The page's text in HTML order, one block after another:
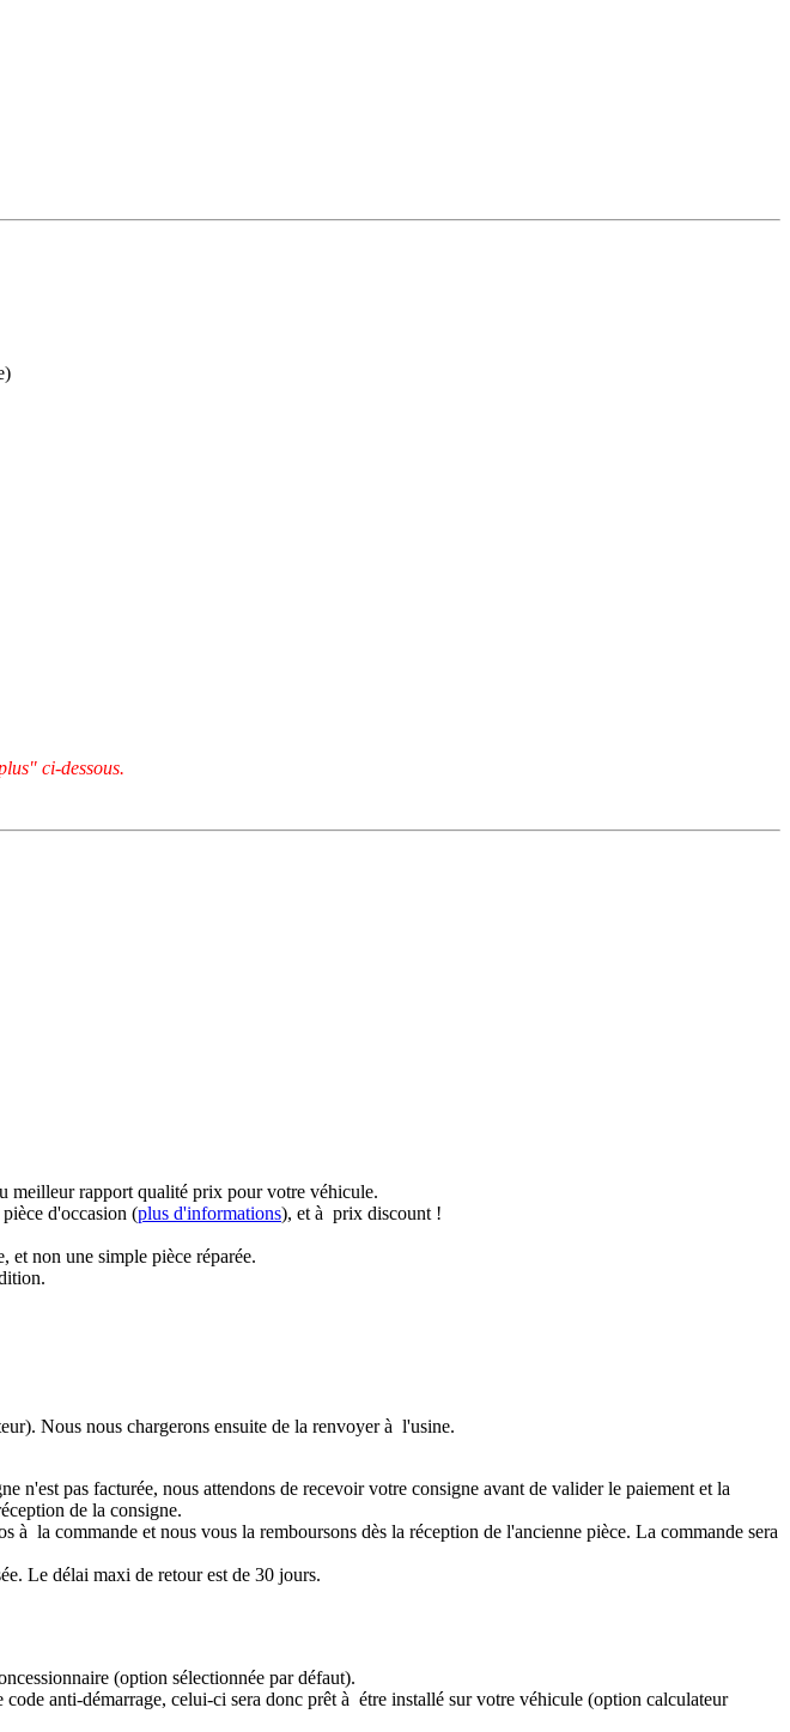
ci-dessous.
meilleur rapport qualité prix pour votre véhicule.
d'occasion (plus d'informations), et à prix discount !
et non une simple pièce réparée.
Nous nous chargerons ensuite de la renvoyer à l'usine.
n'est pas facturée, nous attendons de recevoir votre consigne avant de valider le paiement et la
de la consigne.
à la commande et nous vous la remboursons dès la réception de l'ancienne pièce. La commande sera
Le délai maxi de retour est de 30 jours.
(option sélectionnée par défaut).
anti-démarrage, celui-ci sera donc prêt à étre installé sur votre véhicule (option calculateur